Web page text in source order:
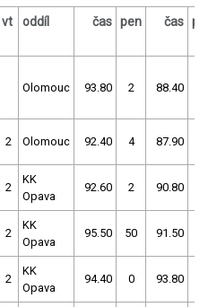
vt oddíl čas pen čas
Olomouc 93.80 2 88.40
2 Olomouc 92.40 4 87.90
2
KK
Opava
92.60 2 90.80
2
KK
Opava
95.50 50 91.50
2
KK
Opava
94.40 0 93.80